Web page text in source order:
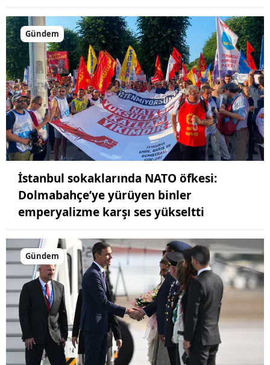
Gündem
İstanbul sokaklarında NATO öfkesi:
Dolmabahçe’ye yürüyen binler
emperyalizme karşı ses yükseltti
Gündem